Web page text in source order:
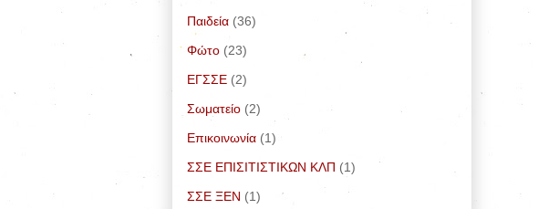
Παιδεία (36)
Φώτο (23)
ΕΓΣΣΕ (2)
Σωματείο (2)
Επικοινωνία (1)
ΣΣΕ ΕΠΙΣΙΤΙΣΤΙΚΩΝ ΚΛΠ (1)
ΣΣΕ ΞΕΝ (1)